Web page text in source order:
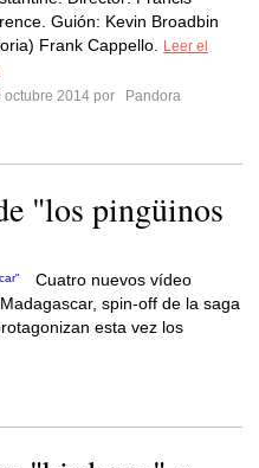
Guión: Kevin Broadbin
Frank Cappello.
Leer el
octubre 2014 por
Pandora
"los pingüinos
Cuatro nuevos vídeo
spin-off de la saga
esta vez los